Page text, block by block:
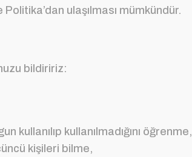
ulaşılması mümkündür.
bildiririz:
kullanılıp kullanılmadığını öğrenme,
kişileri bilme,